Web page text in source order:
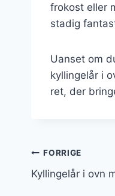
frokost eller
stadig
Uanset om
kyllingelår i
ret, der
FORRIGE
Kyllingelår i ovn